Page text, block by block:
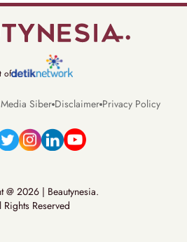
of
Siber Disclaimer Privacy Policy
@ 2026 | Beautynesia.
Rights Reserved